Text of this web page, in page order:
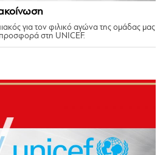
για τον φιλικό αγώνα της ομάδας μας
προσφορά στη UNICEF.